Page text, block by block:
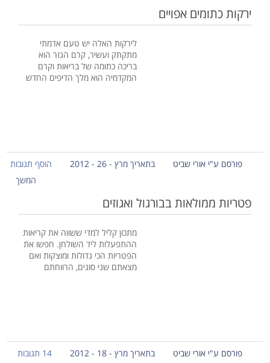
ירקות כתומים אפויים
לירקות האלה יש טעם אדמתי
מתקתק ועשיר, קרם הגזר הוא
בריכה כתומה של בריאות וקרם
המקדמיה הוא מלך הדיפים החדש
פורסם ע"י אורי שביט בתאריך מרץ - 26 - 2012
הוסף תגובות
המשך
פטריות ממולאות בבורגול ואגוזים
מתכון קליל למדי ששווה את קריאות
ההתפעלות ליד השולחן. חפשו את
הפטריות הכי גדולות ומוצקות ואם
מצאתם שני סוגים, הרווחתם
פורסם ע"י אורי שביט בתאריך מרץ - 18 - 2012
14 תגובות